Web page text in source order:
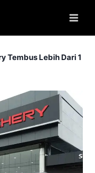
Tembus Lebih Dari 1